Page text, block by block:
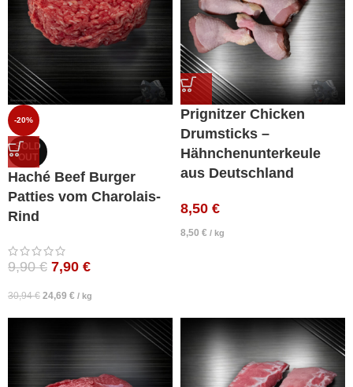
-20%
SOLD
OUT
Haché Beef Burger
Patties vom Charolais-
Rind
9,90€ 7,90 €
30,94€ 24,69 € / kg
Prignitzer Chicken
Drumsticks –
Hähnchenunterkeule
aus Deutschland
8,50 €
8,50 € / kg